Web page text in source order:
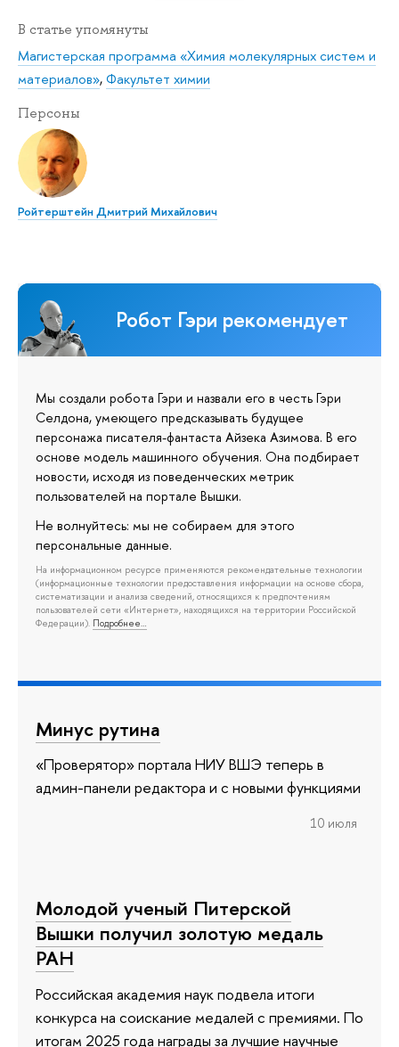
В статье упомянуты
Магистерская программа «Химия молекулярных систем и
материалов»,Факультет химии
Персоны
Ройтерштейн Дмитрий Михайлович
Робот Гэри рекомендует
Мы создали робота Гэри и назвали его в честь Гэри
Селдона, умеющего предсказывать будущее
персонажа писателя-фантаста Айзека Азимова. В его
основе модель машинного обучения. Она подбирает
новости, исходя из поведенческих метрик
пользователей на портале Вышки.
Не волнуйтесь: мы не собираем для этого
персональные данные.
На информационном ресурсе применяются рекомендательные технологии
(информационные технологии предоставления информации на основе сбора,
систематизации и анализа сведений, относящихся к предпочтениям
пользователей сети «Интернет», находящихся на территории Российской
Федерации). Подробнее…
Минус рутина
«Проверятор» портала НИУ ВШЭ теперь в
админ-панели редактора и с новыми функциями
10 июля
Молодой ученый Питерской
Вышки получил золотую медаль
РАН
Российская академия наук подвела итоги
конкурса на соискание медалей с премиями. По
итогам 2025 года награды за лучшие научные